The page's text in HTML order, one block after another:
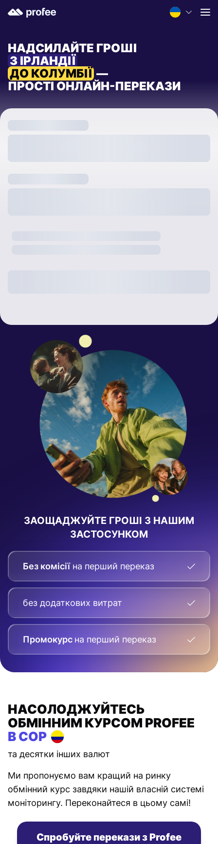
НАДСИЛАЙТЕ ГРОШІ
З ІРЛАНДІЇ
ДО КОЛУМБІЇ —
ПРОСТІ ОНЛАЙН-ПЕРЕКАЗИ
ЗАОЩАДЖУЙТЕ ГРОШІ З НАШИМ
ЗАСТОСУНКОМ
Без комісії на перший переказ
без додаткових витрат
Промокурс на перший переказ
НАСОЛОДЖУЙТЕСЬ
ОБМІННИМ КУРСОМ PROFEE
В COP
та десятки інших валют
Ми пропонуємо вам кращий на ринку
обмінний курс завдяки нашій власній системі
моніторингу. Переконайтеся в цьому самі!
Спробуйте перекази з Profee